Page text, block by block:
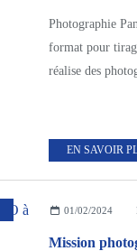
Photographie
format pour
réalise des
EN SAVOIR
,
01/02/2024